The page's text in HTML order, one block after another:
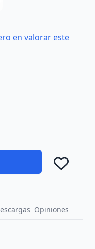
en valorar este
Opiniones